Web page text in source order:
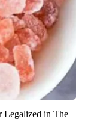
Legalized in The